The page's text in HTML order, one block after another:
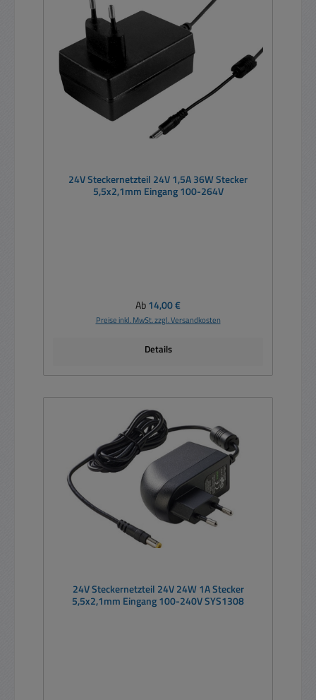
24V Steckernetzteil 24V 1,5A 36W Stecker
5,5x2,1mm Eingang 100-264V
Regulärer Preis:
Ab14,00 €
Preise inkl. MwSt. zzgl. Versandkosten
Details
24V Steckernetzteil 24V 24W 1A Stecker
5,5x2,1mm Eingang 100-240V SYS1308